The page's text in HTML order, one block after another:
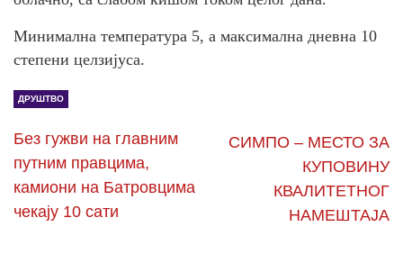
Минимална температура 5, а максимална дневна 10
степени целзијуса.
ДРУШТВО
Без гужви на главним
путним правцима,
камиони на Батровцима
чекају 10 сати
СИМПО – МЕСТО ЗА
КУПОВИНУ
КВАЛИТЕТНОГ
НАМЕШТАЈА